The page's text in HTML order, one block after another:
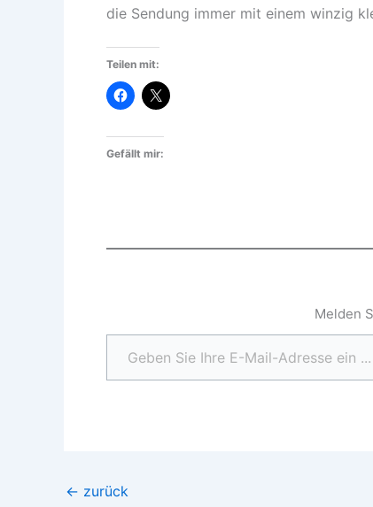
die Sendung immer mit einem winzig
Teilen mit:
Gefällt mir:
Melden
Geben Sie Ihre E-Mail-Adresse ein ...
← zurück